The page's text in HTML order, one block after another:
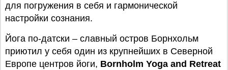
для погружения в себя и гармонической
настройки сознания.
Йога по-датски – славный остров Борнхольм
приютил у себя один из крупнейших в Северной
Европе центров йоги, Bornholm Yoga and Retreat